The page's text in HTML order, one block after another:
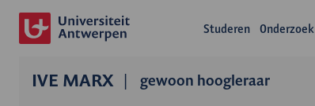
Studeren Onderzoek
IVE MARX gewoon hoogleraar